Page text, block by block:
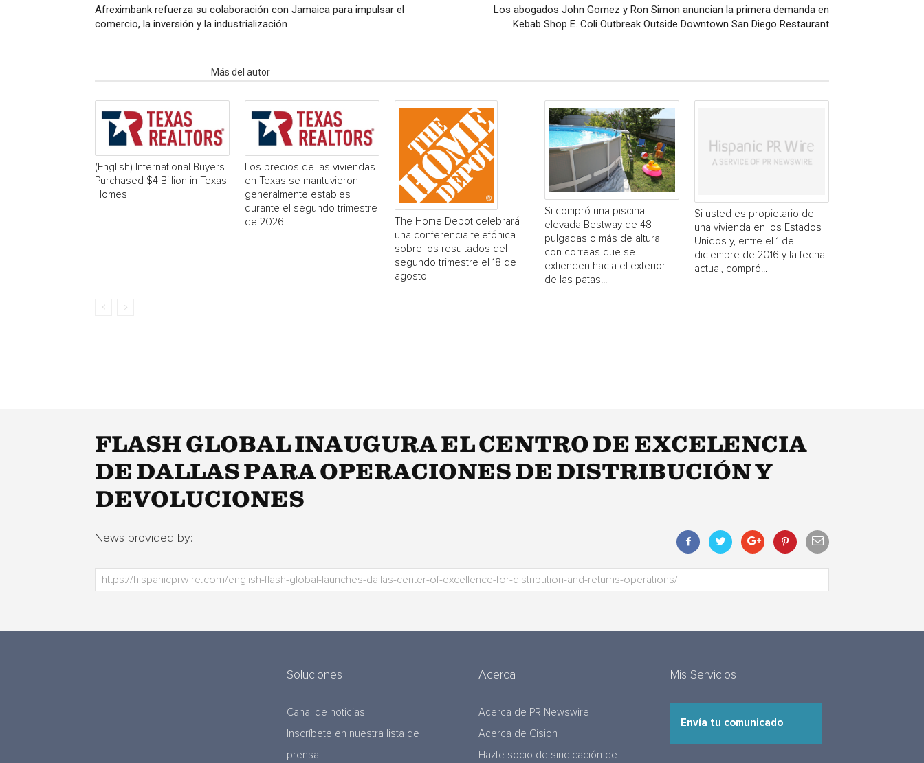
Afreximbank refuerza su colaboración con Jamaica para impulsar el
comercio, la inversión y la industrialización
Los abogados John Gomez y Ron Simon anuncian la primera demanda en
Kebab Shop E. Coli Outbreak Outside Downtown San Diego Restaurant
Más del autor
(English) International Buyers
Purchased $4 Billion in Texas
Homes
Los precios de las viviendas
en Texas se mantuvieron
generalmente estables
durante el segundo trimestre
de 2026
The Home Depot celebrará
una conferencia telefónica
sobre los resultados del
segundo trimestre el 18 de
agosto
Si compró una piscina
elevada Bestway de 48
pulgadas o más de altura
con correas que se
extienden hacia el exterior
de las patas...
Si usted es propietario de
una vivienda en los Estados
Unidos y, entre el 1 de
diciembre de 2016 y la fecha
actual, compró...
FLASH GLOBAL INAUGURA EL CENTRO DE EXCELENCIA
DE DALLAS PARA OPERACIONES DE DISTRIBUCIÓN Y
DEVOLUCIONES
News provided by:
Soluciones
Canal de noticias
Inscríbete en nuestra lista de
prensa
Acerca
Acerca de PR Newswire
Acerca de Cision
Hazte socio de sindicación de
Mis Servicios
Envía tu comunicado